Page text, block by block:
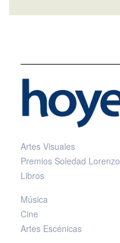
Artes Visuales
Premios Soledad Lorenzo
Libros
Música
Cine
Artes Escénicas